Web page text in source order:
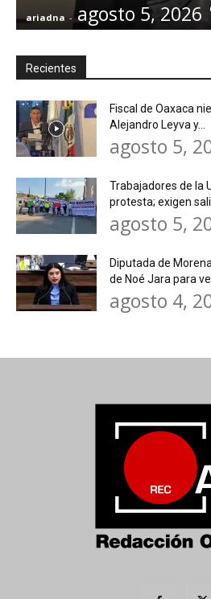
ariadna - agosto 5, 2026
Recientes
Fiscal de Oaxaca
Alejandro Leyva y...
agosto 5,
Trabajadores de la
protesta; exigen
agosto 5,
Diputada de
de Noé Jara para
agosto 4,